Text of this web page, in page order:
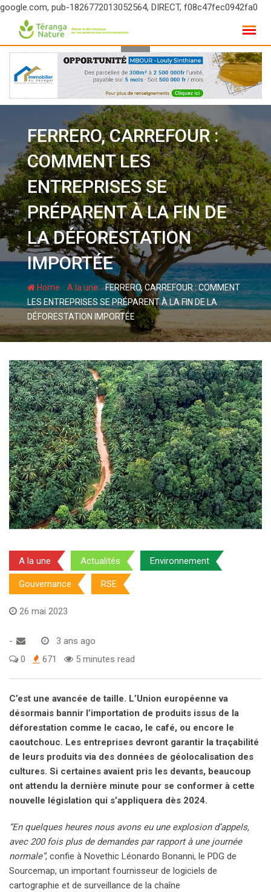
google.com, pub-1826772013052564, DIRECT, f08c47fec0942fa0
content
FERRERO, CARREFOUR :
COMMENT LES
ENTREPRISES SE
PRÉPARENT À LA FIN DE
LA DÉFORESTATION
IMPORTÉE
Home -A la une-FERRERO, CARREFOUR : COMMENT
LES ENTREPRISES SE PRÉPARENT À LA FIN DE LA
DÉFORESTATION IMPORTÉE
A la une Actualités Environnement
Gouvernance RSE
26 mai 2023
-
3 ans ago
0
671 5 minutes read
C’est une avancée de taille. L’Union européenne va
désormais bannir l’importation de produits issus de la
déforestation comme le cacao, le café, ou encore le
caoutchouc. Les entreprises devront garantir la traçabilité
de leurs produits via des données de géolocalisation des
cultures. Si certaines avaient pris les devants, beaucoup
ont attendu la dernière minute pour se conformer à cette
nouvelle législation qui s’appliquera dès 2024.
“En quelques heures nous avons eu une explosion d’appels,
avec 200 fois plus de demandes par rapport à une journée
normale”, confie à Novethic Léonardo Bonanni, le PDG de
Sourcemap, un important fournisseur de logiciels de
cartographie et de surveillance de la chaîne